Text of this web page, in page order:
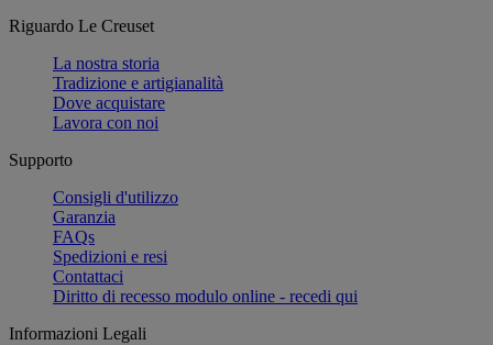
Riguardo Le Creuset
La nostra storia
Tradizione e artigianalità
Dove acquistare
Lavora con noi
Supporto
Consigli d'utilizzo
Garanzia
FAQs
Spedizioni e resi
Contattaci
Diritto di recesso modulo online - recedi qui
Informazioni Legali